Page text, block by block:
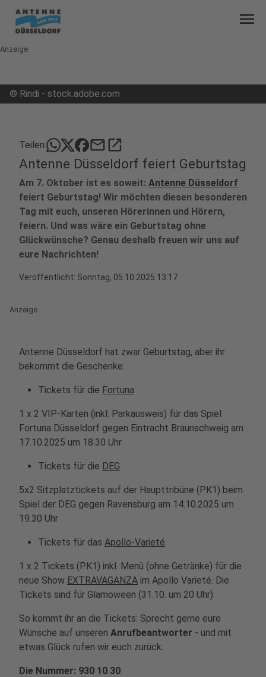
menu
Anzeige
© Rindi - stock.adobe.com
Teilen: mailopen_in_new
Antenne Düsseldorf feiert Geburtstag
Am 7. Oktober ist es soweit: Antenne Düsseldorf
feiert Geburtstag! Wir möchten diesen besonderen
Tag mit euch, unseren Hörerinnen und Hörern,
feiern. Und was wäre ein Geburtstag ohne
Glückwünsche? Genau deshalb freuen wir uns auf
eure Nachrichten!
Veröffentlicht: Sonntag, 05.10.2025 13:17
Anzeige
Antenne Düsseldorf hat zwar Geburtstag, aber ihr
bekommt die Geschenke:
Tickets für die Fortuna
1 x 2 VIP-Karten (inkl. Parkausweis) für das Spiel
Fortuna Düsseldorf gegen Eintracht Braunschweig am
17.10.2025 um 18.30 Uhr
Tickets für die DEG
5x2 Sitzplatztickets auf der Haupttribüne (PK1) beim
Spiel der DEG gegen Ravensburg am 14.10.2025 um
19.30 Uhr
Tickets für das Apollo-Varieté
1 x 2 Tickets (PK1) inkl. Menü (ohne Getränke) für die
neue Show EXTRAVAGANZA im Apollo Varieté. Die
Tickets sind für Glamoween (31.10. um 20 Uhr)
So kommt ihr an die Tickets: Sprecht gerne eure
Wünsche auf unseren Anrufbeantworter - und mit
etwas Glück rufen wir euch zurück.
Die Nummer: 930 10 30